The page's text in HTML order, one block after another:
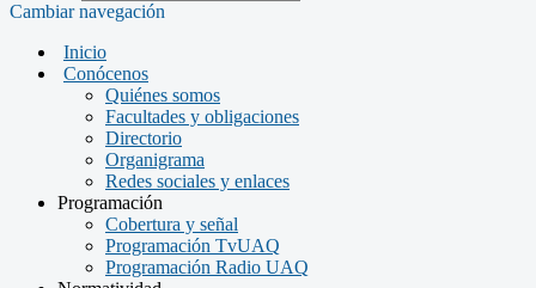
Cambiar navegación
Inicio
Conócenos
Quiénes somos
Facultades y obligaciones
Directorio
Organigrama
Redes sociales y enlaces
Programación
Cobertura y señal
Programación TvUAQ
Programación Radio UAQ